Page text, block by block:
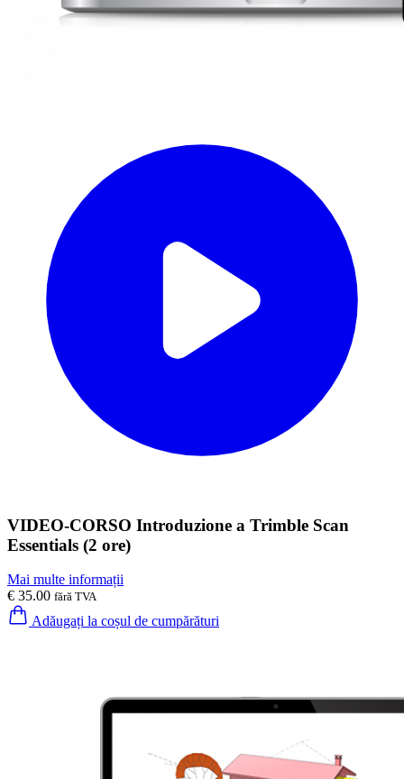
VIDEO-CORSO Introduzione a Trimble Scan
Essentials (2 ore)
Mai multe informații
€ 35.00 fără TVA
Adăugați la coșul de cumpărături